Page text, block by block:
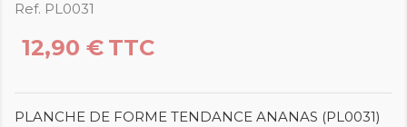
Ref. PL0031
12,90 € TTC
PLANCHE DE FORME TENDANCE ANANAS (PL0031)